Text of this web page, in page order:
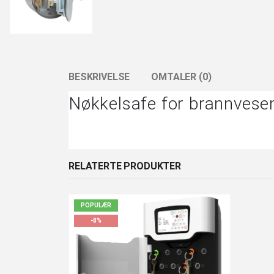
BESKRIVELSE OMTALER (0)
Nøkkelsafe for
RELATERTE PRODUKTER
POPULÆR
-8%